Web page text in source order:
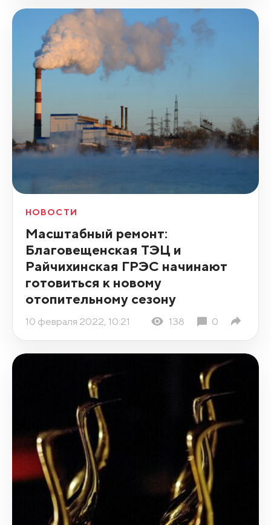
НОВОСТИ
Масштабный ремонт:
Благовещенская ТЭЦ и
Райчихинская ГРЭС начинают
готовиться к новому
отопительному сезону
10 февраля 2022, 10:21 138 0